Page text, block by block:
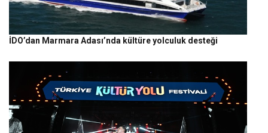
İDO’dan Marmara Adası’nda kültüre yolculuk desteği